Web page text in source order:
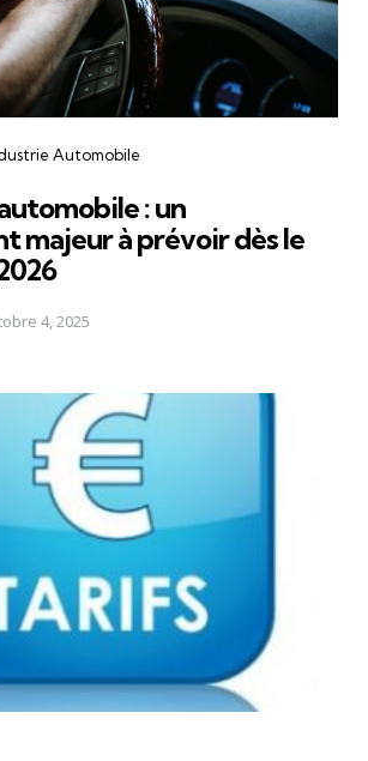
Automobile
: un
majeur à prévoir dès le
4, 2025